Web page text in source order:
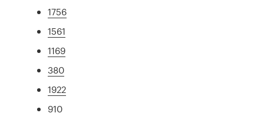
1756
1561
1169
380
1922
910